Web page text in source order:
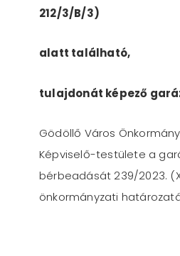
212/3/B/3)
alatt található,
tulajdonát képező
Gödöllő Város
Képviselő-testülete a
bérbeadását 239/2023.
önkormányzati